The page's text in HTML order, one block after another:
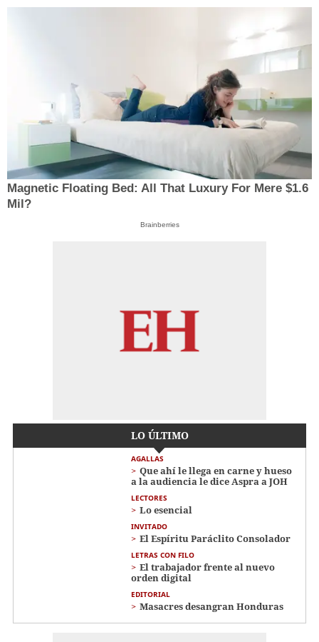
Magnetic Floating Bed: All That Luxury For Mere $1.6
Mil?
Brainberries
LO ÚLTIMO
AGALLAS
Que ahí le llega en carne y hueso
a la audiencia le dice Aspra a JOH
LECTORES
Lo esencial
INVITADO
El Espíritu Paráclito Consolador
LETRAS CON FILO
El trabajador frente al nuevo
orden digital
EDITORIAL
Masacres desangran Honduras